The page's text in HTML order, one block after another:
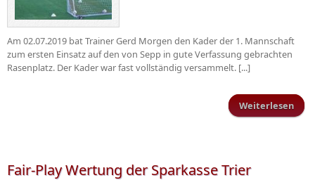
Am 02.07.2019 bat Trainer Gerd Morgen den Kader der 1. Mannschaft
zum ersten Einsatz auf den von Sepp in gute Verfassung gebrachten
Rasenplatz. Der Kader war fast vollständig versammelt. [...]
Weiterlesen
Fair-Play Wertung der Sparkasse Trier